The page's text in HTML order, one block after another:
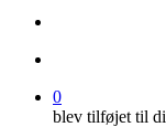
0
blev tilføjet til